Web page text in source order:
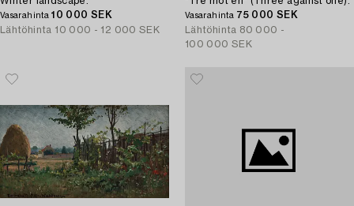
Vasarahinta10 000 SEK
Lähtöhinta 10 000 - 12 000 SEK
Vasarahinta 75 000 SEK
Lähtöhinta 80 000 -
100 000 SEK